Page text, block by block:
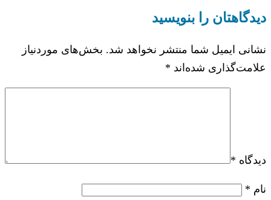
دیدگاهتان را بنویسید
نشانی ایمیل شما منتشر نخواهد شد. بخش‌های موردنیاز
علامت‌گذاری شده‌اند *
دیدگاه *
نام *